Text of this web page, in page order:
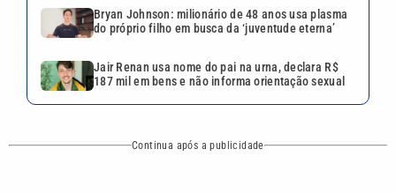
VTV é afiliada do
SBT na Região
Cotidiano Esportes
Mundo Polícia
REDES